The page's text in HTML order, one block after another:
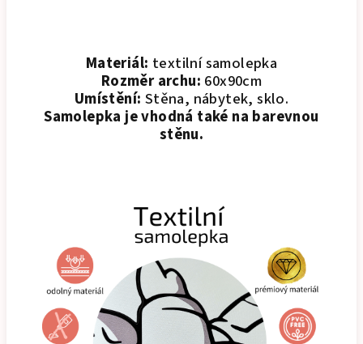
Materiál: textilní samolepka
Rozměr archu: 60x90cm
Umístění: Stěna, nábytek, sklo.
Samolepka je vhodná také na barevnou
stěnu.